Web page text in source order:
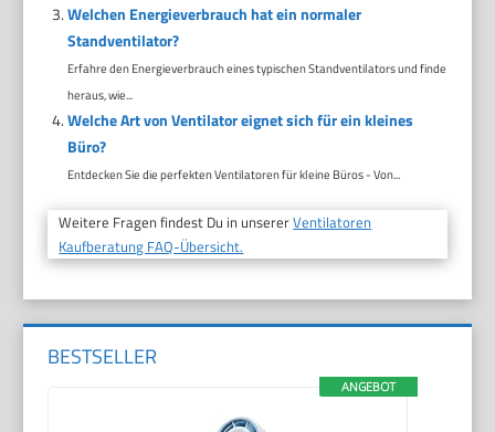
Welchen Energieverbrauch hat ein normaler
Standventilator?
Erfahre den Energieverbrauch eines typischen Standventilators und finde
heraus, wie...
Welche Art von Ventilator eignet sich für ein kleines
Büro?
Entdecken Sie die perfekten Ventilatoren für kleine Büros - Von...
Weitere Fragen findest Du in unsererVentilatoren
Kaufberatung FAQ-Übersicht.
BESTSELLER
ANGEBOT